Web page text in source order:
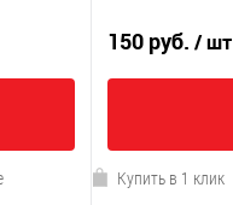
150 руб./ шт
Купить в 1 клик